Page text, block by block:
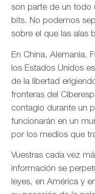
son parte de un todo
bits. No podemos
sobre el que las alas
En China, Alemania,
los Estados Unidos
de la libertad
fronteras del
contagio durante un
funcionarán en un
por los medios que
Vuestras cada vez
información se
leyes, en América y